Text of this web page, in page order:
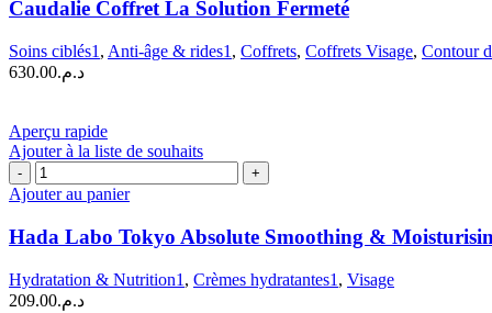
La
Solution
Fermeté
Caudalie Coffret La Solution Fermeté
Soins ciblés1 , Anti-âge & rides1 , Coffrets, Coffrets Visage, Contour
د.م.630.00
Aperçu rapide
Ajouter à la liste de souhaits
quantité
de
Labo
Tokyo
Smoothing
&
Ajouter au panier
Hada Labo Tokyo Absolute Smoothing &
Hydratation & Nutrition1 , Crèmes hydratantes1 , Visage
د.م.209.00